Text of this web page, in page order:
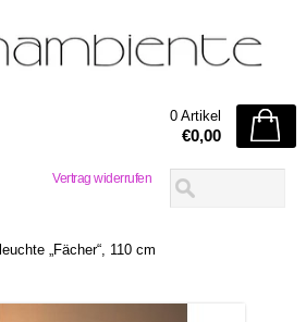
Vertrag widerrufen
0 Artikel
€0,00
„Fächer“, 110 cm